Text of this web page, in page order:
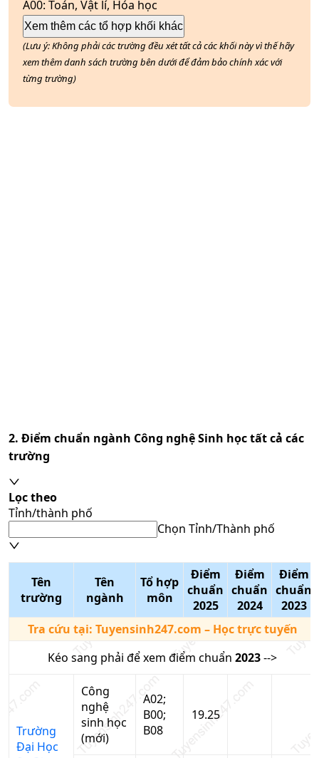
A00: Toán, Vật lí, Hóa học
Xem thêm các tổ hợp khối khác
(Lưu ý: Không phải các trường đều xét tất cả các khối này vì thế hãy
xem thêm danh sách trường bên dưới để đảm bảo chính xác với
từng trường)
2. Điểm chuẩn ngành Công nghệ Sinh họctất cả các
trường
Lọc theo
Tỉnh/thành phố
Chọn Tỉnh/Thành phố
Tên
trường
Tên
ngành
Tổ hợp
môn
Điểm
chuẩn
2025
Điểm
chuẩn
2024
Điểm
chuẩn
2023
Tra cứu tại: Tuyensinh247.com – Học trực tuyến
Kéo sang phải để xem điểm chuẩn 2023-->
Trường
Đại Học
Công
nghệ
sinh học
(mới)
A02;
B00;
B08
19.25